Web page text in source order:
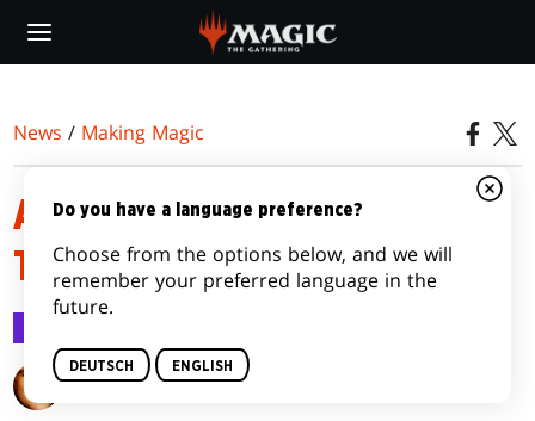
main
News / Making Magic
AN DER TAFEL: KHANE VON
TARKIR
Mark Rosewater
Do you have a language preference?
Choose from the options below, and we will
remember your preferred language in the
future.
DEUTSCH ENGLISH